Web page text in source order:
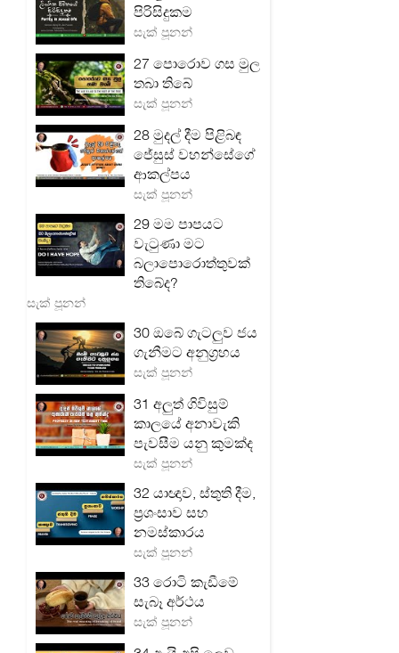
පිරිසිදුකම
සැක් පූනන්
27 පොරොව ගස මුල
තබා තිබේ
සැක් පූනන්
28 මුදල් දීම පිළිබඳ
ජේසුස් වහන්සේගේ
ආකල්පය
සැක් පූනන්
29 මම පාපයට
වැටුණා මට
බලාපොරොත්තුවක්
තිබේද?
සැක් පූනන්
30 ඔබේ ගැටලු‍ව ජය
ගැනීමට අනුග්‍රහය
සැක් පූනන්
31 අලුත් ගිවිසුම්
කාලයේ අනාවැකි
පැවසීම යනු කුමක්ද
සැක් පූනන්
32 යාඥාව, ස්තුති දීම,
ප්‍රශංසාව සහ
නමස්කාරය
සැක් පූනන්
33 රොටි කැඩීමේ
සැබෑ අර්ථය
සැක් පූනන්